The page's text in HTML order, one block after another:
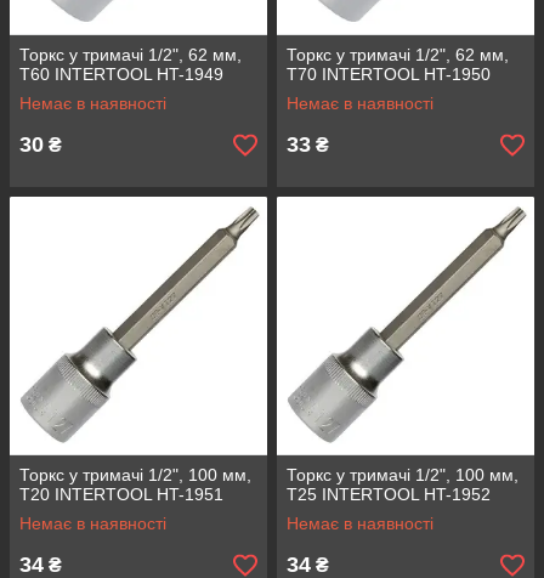
Торкс у тримачі 1/2", 62 мм,
Т60 INTERTOOL HT-1949
Немає в наявності
30 ₴
Торкс у тримачі 1/2", 62 мм,
Т70 INTERTOOL HT-1950
Немає в наявності
33 ₴
Торкс у тримачі 1/2", 100 мм,
Т20 INTERTOOL HT-1951
Немає в наявності
34 ₴
Торкс у тримачі 1/2", 100 мм,
Т25 INTERTOOL HT-1952
Немає в наявності
34 ₴